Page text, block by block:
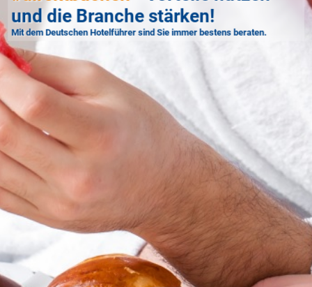
und die Branche stärken!
Mit dem Deutschen Hotelführer sind Sie immer bestens beraten.